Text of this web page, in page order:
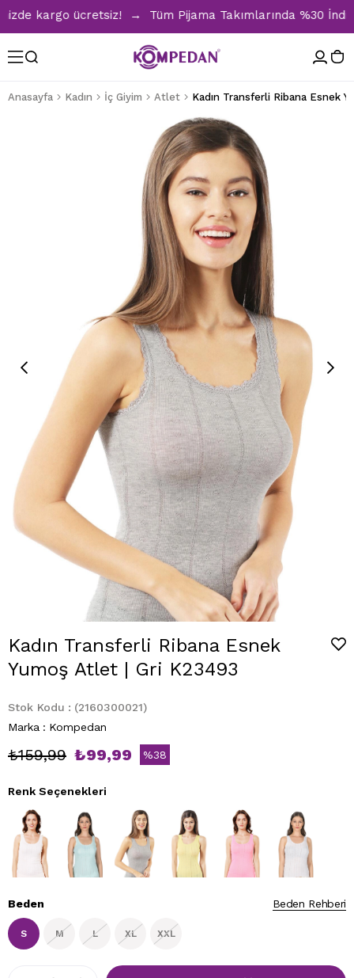
kargo ücretsiz! → Tüm Pijama Takımlarında %30
Anasayfa Kadın İç Giyim Atlet
Kadın Transferli Ribana Esnek
Yumoş Atlet | Gri K23493
Stok Kodu
(2160300021)
Marka : Kompedan
₺159,99 ₺99,99 %38
Renk Seçenekleri
Beden Rehberi
Beden
S M L XL XXL